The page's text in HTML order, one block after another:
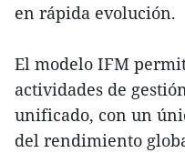
en rápida evolución.
El modelo IFM
actividades de
unificado, con un
del rendimiento